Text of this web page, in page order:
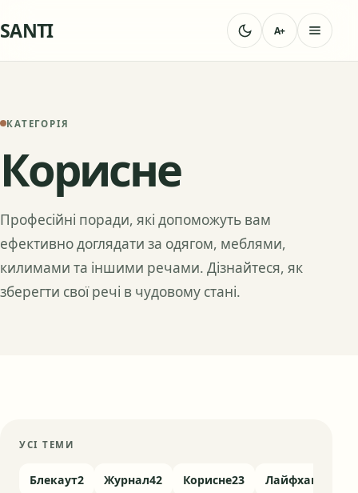
SANTI A+
КАТЕГОРІЯ
Корисне
Професійні поради, які допоможуть вам
ефективно доглядати за одягом, меблями,
килимами та іншими речами. Дізнайтеся, як
зберегти свої речі в чудовому стані.
УСІ ТЕМИ
Блекаут2 Журнал42 Корисне23 Лайфхаки